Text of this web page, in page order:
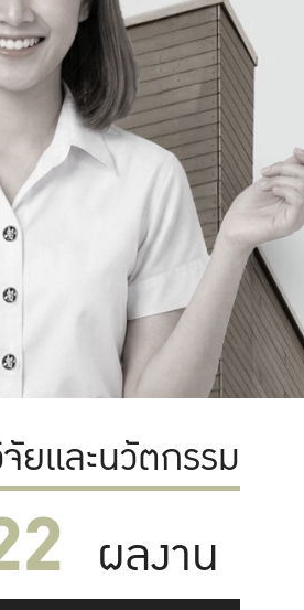
ยและนวัตกรรม
ผลงาน